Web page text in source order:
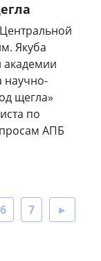
Якуба
академии
научно-
щегла»
по
АПБ
6 7 ►